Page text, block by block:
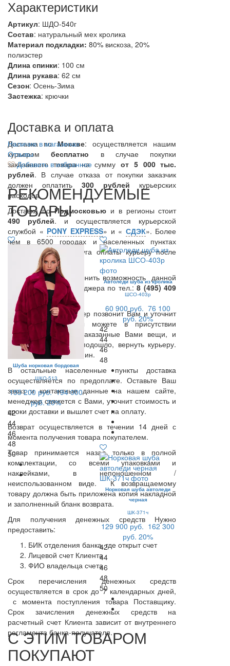
Характеристики
Артикул: ШДО-540г
Состав: натуральный мех кролика
Материал подкладки: 80% вискоза, 20%
полиэстер
Длина спинки: 100 см
Длина рукава: 62 см
Сезон: Осень-Зима
Застежка: крючки
Доставка и оплата
Доставка поМоскве: осуществляется нашим
курьеромбесплатно в случае покупки
заказанного товара на суммуот 5 000 тыс.
рублей. В случае отказа от покупки заказчик
должен оплатить300 рублей курьерских
расходов.
Доставка поПодмосковью и в регионы стоит
490 рублей. и осуществляется курьерской
службой « PONY EXPRESS» и « СДЭК». Более
чем в 6500 городах и населенных пунктах
предоставляется услуга оплаты курьеру после
примерки.
Вы также можете уточнить возможность данной
услуги у нашего менеджера по тел.:8 (495) 409
67 27.
В день доставки Курьер позвонит Вам и уточнит
время доставки. Вы можете в присутствии
Курьера примерить заказанные Вами вещи, и
если что-то Вам не подошло, вернуть курьеру.
Время примерки -15 мин.
В остальные населенные пункты доставка
осуществляется по предоплате. Оставьте Ваш
заказ и контактные данные на нашем сайте,
менеджер свяжется с Вами, уточнит стоимость и
сроки доставки и вышлет счет на оплату.
Возврат осуществляется в течении 14 дней с
момента получения товара покупателем.
Товар принимается назад только в полной
комплектации, со всеми упаковками и
наклейками, в непоношенном /
неиспользованном виде. К возвращаемому
товару должна быть приложена копия накладной
и заполненный бланк возврата.
Для получения денежных средств Нужно
предоставить:
БИК отделения банка, где открыт счет
Лицевой счет Клиента
ФИО владельца счета
Срок перечисления денежных средств
осуществляется в срок до 7 календарных дней,
с момента поступления товара Поставщику.
Срок зачисления денежных средств на
расчетный счет Клиента зависит от внутреннего
регламента банка-получателя.
Наличие в магазинах
Отзывы
Добавить в избранное
РЕКОМЕНДУЕМЫЕ
ТОВАРЫ
Шуба норковая бордовая
ШКО-513
155 200 руб. 194 000
руб. 20%
42
44
46
48
50
Автоледи шуба из кролика
ШСО-403р
60 900 руб. 76 100
руб. 20%
42
44
46
48
Норковая шуба автоледи
черная
ШК-371ч
129 900 руб. 162 300
руб. 20%
42
44
46
48
50
С ЭТИМ ТОВАРОМ
ПОКУПАЮТ